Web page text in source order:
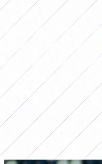
Publicidad
LO MÁS LEÍDO